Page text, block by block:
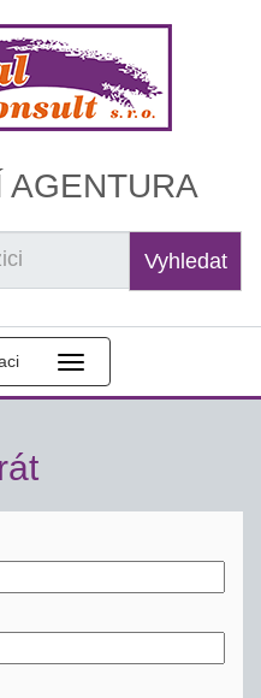
AGENTURA
Vyhledat